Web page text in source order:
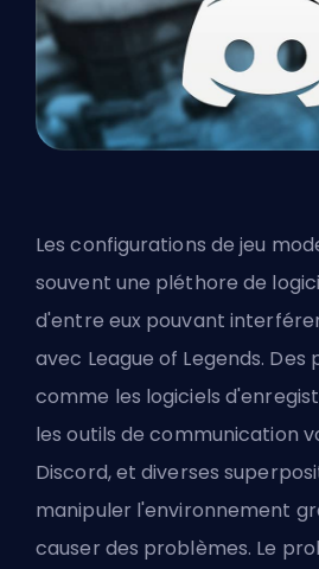
Les configurations de jeu
souvent une pléthore de
d'entre eux pouvant
avec League of Legends.
comme les logiciels
les outils de communication
Discord, et diverses
manipuler l'environnement
causer des problèmes. Le